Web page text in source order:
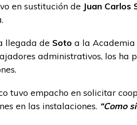
en sustitución de Juan Carlos
llegada de Soto a la Academia
administrativos, los ha
tuvo empacho en solicitar
en las instalaciones. “Como